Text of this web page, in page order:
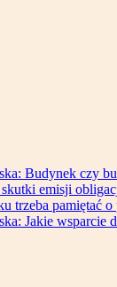
Budynek czy
emisji
trzeba pamiętać o
Jakie wsparcie